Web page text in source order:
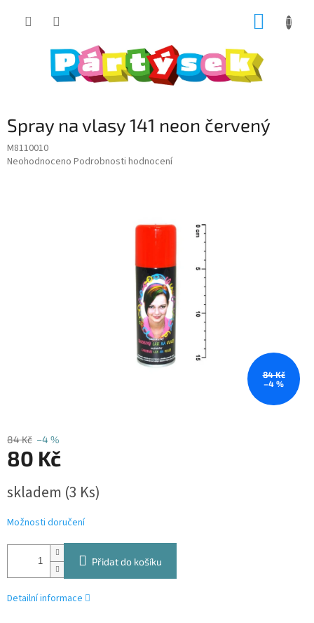
Spray na vlasy 141 neon červený
M8110010
Průměrné
Neohodnoceno Podrobnosti hodnocení
84 Kč
–4 %
84 Kč –4 %
80 Kč
cena:
skladem (3 Ks)
Možnosti doručení
Přidat do košíku
Detailní informace